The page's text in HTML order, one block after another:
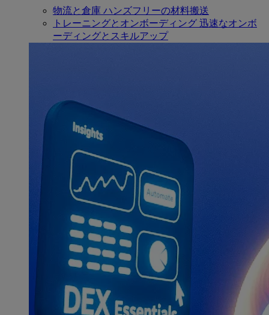
物流と倉庫 ハンズフリーの材料搬送
トレーニングとオンボーディング 迅速なオンボ
ーディングとスキルアップ